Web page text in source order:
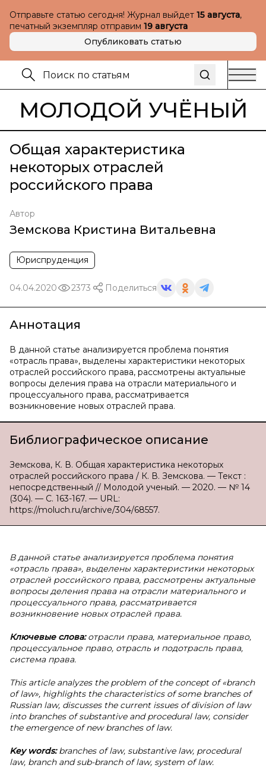
Отправьте статью сегодня! Журнал выйдет 15 августа,
печатный экземпляр отправим 19 августа
Опубликовать статью
МОЛОДОЙ УЧЁНЫЙ
Общая характеристика
некоторых отраслей
российского права
Автор
Земскова Кристина Витальевна
Юриспруденция
04.04.2020 2373 Поделиться
Аннотация
В данной статье анализируется проблема понятия
«отрасль права», выделены характеристики некоторых
отраслей российского права, рассмотрены актуальные
вопросы деления права на отрасли материального и
процессуального права, рассматривается
возникновение новых отраслей права.
Библиографическое описание
Земскова, К. В. Общая характеристика некоторых
отраслей российского права / К. В. Земскова. — Текст :
непосредственный // Молодой ученый. — 2020. — № 14
(304). — С. 163-167. — URL:
https://moluch.ru/archive/304/68557.
В данной статье анализируется проблема понятия
«отрасль права», выделены характеристики некоторых
отраслей российского права, рассмотрены актуальные
вопросы деления права на отрасли материального и
процессуального права, рассматривается
возникновение новых отраслей права.
Ключевые слова:отрасли права, материальное право,
процессуальное право, отрасль и подотрасль права,
система права.
This article analyzes the problem of the concept of «branch
of law», highlights the characteristics of some branches of
Russian law, discusses the current issues of division of law
into branches of substantive and procedural law, consider
the emergence of new branches of law.
Key words:branches of law, substantive law, procedural
law, branch and sub-branch of law, system of law.